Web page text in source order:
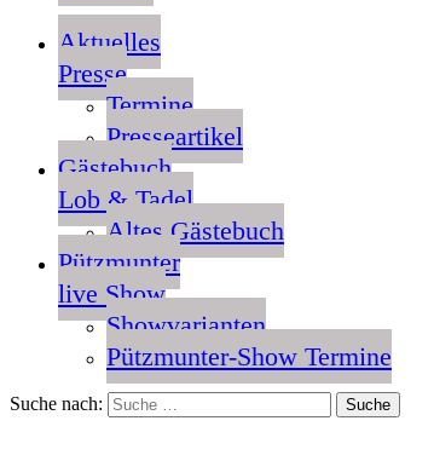
Aktuelles
Presse
Termine
Presseartikel
Gästebuch
Lob & Tadel
Altes Gästebuch
Pützmunter
live Show
Showvarianten
Pützmunter-Show Termine
Suche nach: